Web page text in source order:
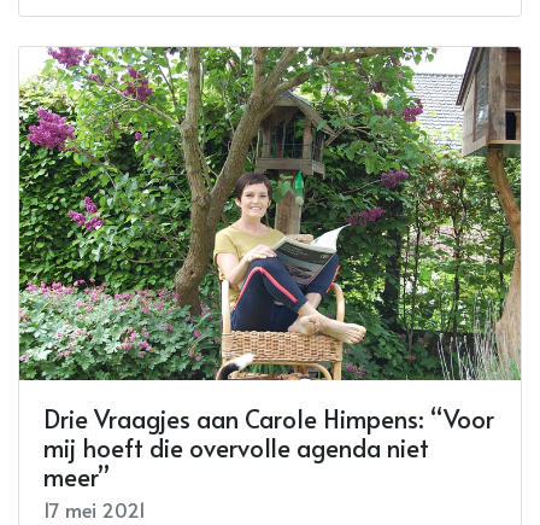
Drie Vraagjes aan Carole Himpens: “Voor
mij hoeft die overvolle agenda niet
meer”
17 mei 2021